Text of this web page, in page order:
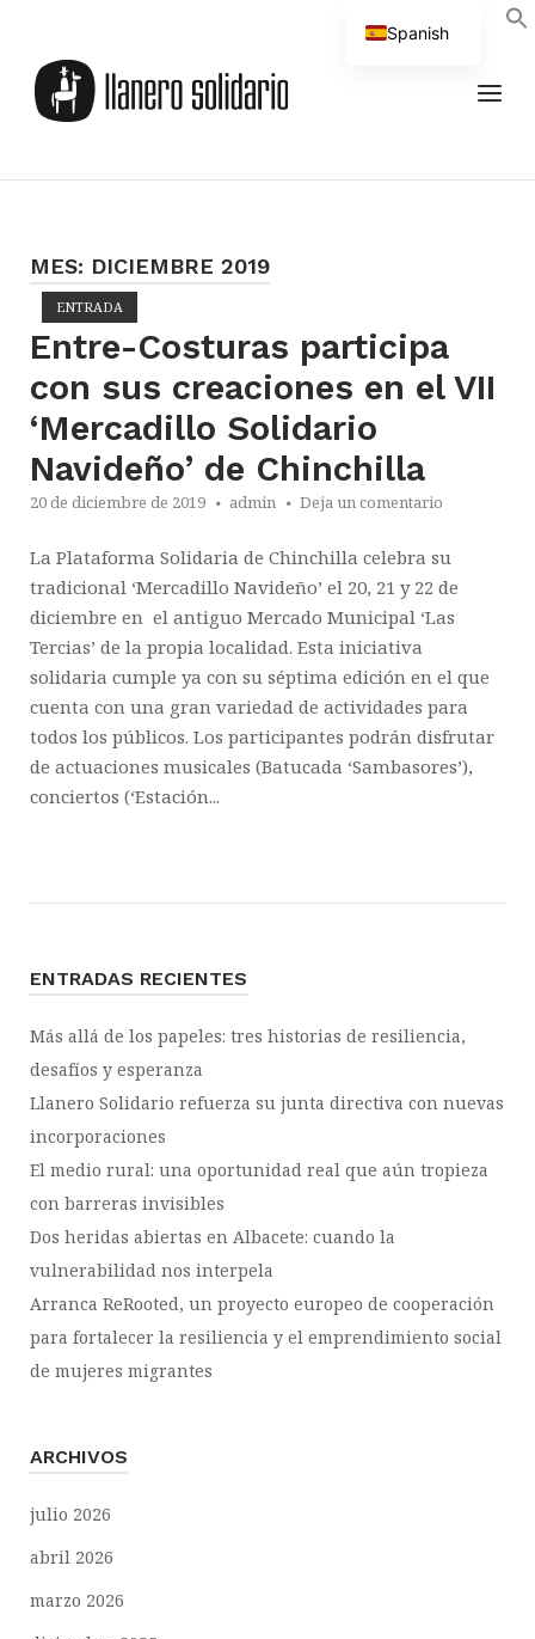
contenido
MES: DICIEMBRE 2019
ENTRADA
Entre-Costuras participa
con sus creaciones en el VII
‘Mercadillo Solidario
Navideño’ de Chinchilla
20 de diciembre de 2019 admin Deja un comentario
La Plataforma Solidaria de Chinchilla celebra su
tradicional ‘Mercadillo Navideño’ el 20, 21 y 22 de
diciembre en el antiguo Mercado Municipal ‘Las
Tercias’ de la propia localidad. Esta iniciativa
solidaria cumple ya con su séptima edición en el que
cuenta con una gran variedad de actividades para
todos los públicos. Los participantes podrán disfrutar
de actuaciones musicales (Batucada ‘Sambasores’),
conciertos (‘Estación...
ENTRADAS RECIENTES
Más allá de los papeles: tres historias de resiliencia,
desafíos y esperanza
Llanero Solidario refuerza su junta directiva con nuevas
incorporaciones
El medio rural: una oportunidad real que aún tropieza
con barreras invisibles
Dos heridas abiertas en Albacete: cuando la
vulnerabilidad nos interpela
Arranca ReRooted, un proyecto europeo de cooperación
para fortalecer la resiliencia y el emprendimiento social
de mujeres migrantes
ARCHIVOS
julio 2026
abril 2026
marzo 2026
Spanish